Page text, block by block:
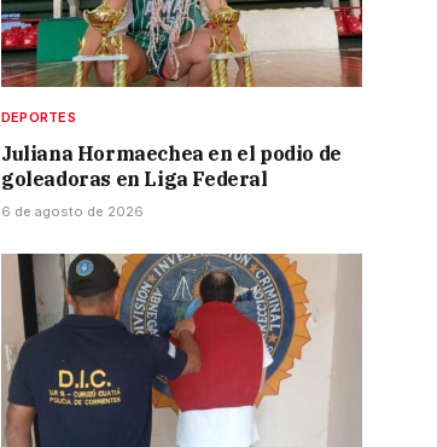
DEPORTES
Juliana Hormaechea en el podio de
goleadoras en Liga Federal
6 de agosto de 2026